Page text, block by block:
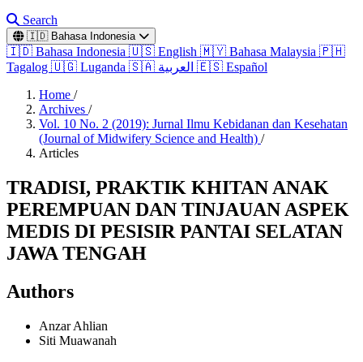
Search
🇮🇩Bahasa Indonesia
🇮🇩 Bahasa Indonesia 🇺🇸 English 🇲🇾 Bahasa Malaysia 🇵🇭
Tagalog 🇺🇬 Luganda 🇸🇦 🇪🇸 Español
Home /
Archives /
Vol. 10 No. 2 (2019): Jurnal Ilmu Kebidanan dan Kesehatan
(Journal of Midwifery Science and Health) /
Articles
TRADISI, PRAKTIK KHITAN ANAK
PEREMPUAN DAN TINJAUAN ASPEK
MEDIS DI PESISIR PANTAI SELATAN
JAWA TENGAH
Authors
Anzar Ahlian
Siti Muawanah